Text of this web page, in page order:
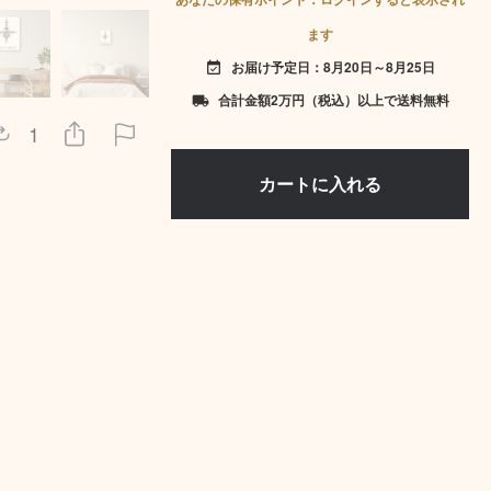
1
ます
event_available お届け予定日：8月20日～8月25日
local_shipping 合計金額2万円（税込）以上で送料無料